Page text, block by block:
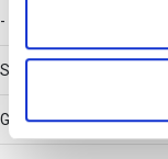
partners kunnen
informatie die u
verzameld op
-
Soort perforatie
Geen